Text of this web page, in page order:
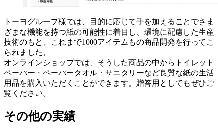
トーヨグループ様では、目的に応じて手を加えることでさま
ざまな機能を持つ紙の可能性に着目し、環境に配慮した生産
技術のもと、これまで1000アイテムもの商品開発を行ってこ
られました。
オンラインショップでは、そうした商品の中からトイレット
ペーパー・ペーパータオル・サニタリーなど良質な紙の生活
用品を購入いただくことができます。贈答用としてもぜひご
覧ください。
その他の実績